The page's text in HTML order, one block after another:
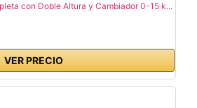
con Doble Altura y Cambiador 0-15 k...
VER PRECIO